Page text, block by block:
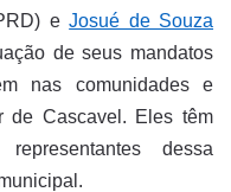
eJosué de Souza
de seus mandatos
nas comunidades e
de Cascavel. Eles têm
dessa